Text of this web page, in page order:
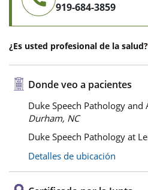
919-684-3859
¿Es usted profesional de la salud?
Donde veo a pacientes
Duke Speech Pathology
Durham, NC
Duke Speech Pathology at
Detalles de ubicación